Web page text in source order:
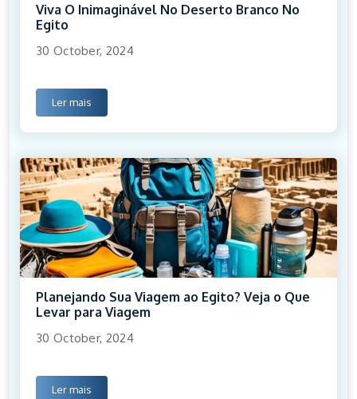
Viva O Inimaginável No Deserto Branco No
Egito
30 October, 2024
Ler mais
Planejando Sua Viagem ao Egito? Veja o Que
Levar para Viagem
30 October, 2024
Ler mais